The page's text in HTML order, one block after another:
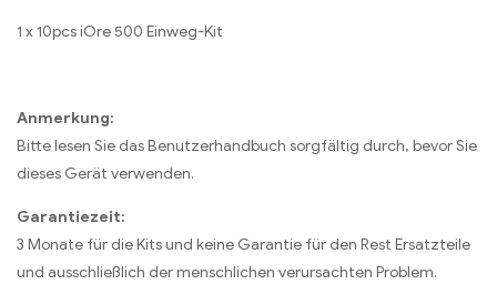
1 x 10pcs iOre 500 Einweg-Kit
Anmerkung:
Bitte lesen Sie das Benutzerhandbuch sorgfältig durch, bevor Sie
dieses Gerät verwenden.
Garantiezeit:
3 Monate für die Kits und keine Garantie für den Rest Ersatzteile
und ausschließlich der menschlichen verursachten Problem.